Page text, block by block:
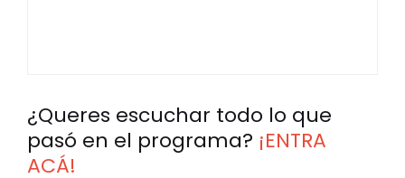
¿Queres escuchar todo lo que
pasó en el programa? ¡ENTRA
ACÁ!